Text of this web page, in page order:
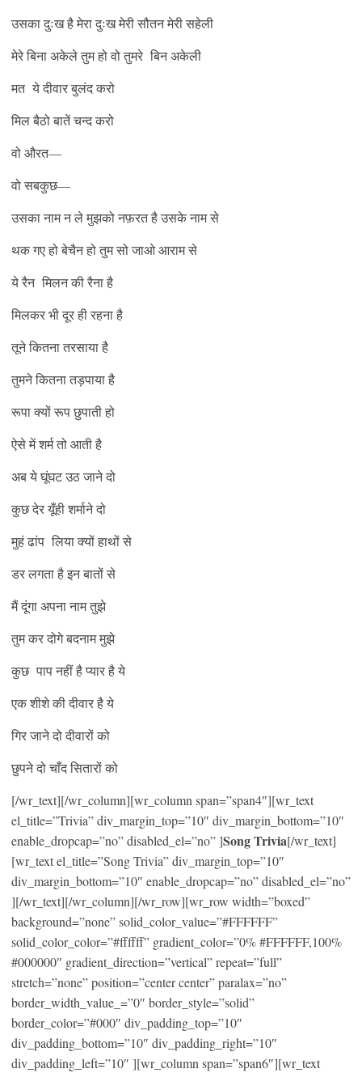
उसका दुःख है मेरा दुःख मेरी सौतन मेरी सहेली
मेरे बिना अकेले तुम हो वो तुमरे बिन अकेली
मत ये दीवार बुलंद करो
मिल बैठो बातें चन्द करो
वो औरत—
वो सबकुछ—
उसका नाम न ले मुझको नफ़रत है उसके नाम से
थक गए हो बेचैन हो तुम सो जाओ आराम से
ये रैन मिलन की रैना है
मिलकर भी दूर ही रहना है
तूने कितना तरसाया है
तुमने कितना तड़पाया है
रूपा क्यों रूप छुपाती हो
ऐसे में शर्म तो आती है
अब ये घूंघट उठ जाने दो
कुछ देर यूँही शर्माने दो
मुहं ढांप लिया क्यों हाथों से
डर लगता है इन बातों से
मैं दूंगा अपना नाम तुझे
तुम कर दोगे बदनाम मुझे
कुछ पाप नहीं है प्यार है ये
एक शीशे की दीवार है ये
गिर जाने दो दीवारों को
छुपने दो चाँद सितारों को
[/wr_text][/wr_column][wr_column span=”span4″][wr_text
el_title=”Trivia” div_margin_top=”10″ div_margin_bottom=”10″
enable_dropcap=”no” disabled_el=”no” ]Song Trivia[/wr_text]
[wr_text el_title=”Song Trivia” div_margin_top=”10″
div_margin_bottom=”10″ enable_dropcap=”no” disabled_el=”no”
][/wr_text][/wr_column][/wr_row][wr_row width=”boxed”
background=”none” solid_color_value=”#FFFFFF”
solid_color_color=”#ffffff” gradient_color=”0% #FFFFFF,100%
#000000″ gradient_direction=”vertical” repeat=”full”
stretch=”none” position=”center center” paralax=”no”
border_width_value_=”0″ border_style=”solid”
border_color=”#000″ div_padding_top=”10″
div_padding_bottom=”10″ div_padding_right=”10″
div_padding_left=”10″ ][wr_column span=”span6″][wr_text